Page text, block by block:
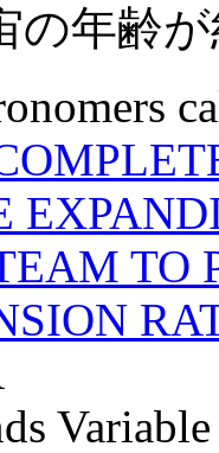
の年齢
TO